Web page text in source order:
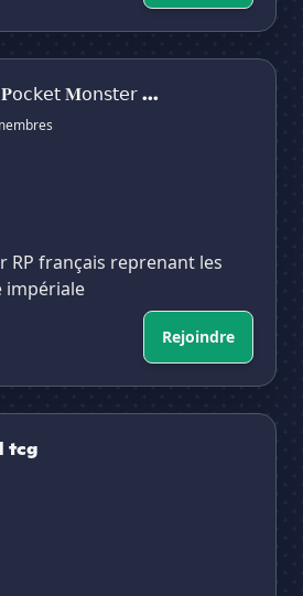
ᴿᴾ • " 𝐇𝗂𝗀𝗁 𝐍𝗈𝗈𝗇. "
𝐌𝗈𝗇𝗌𝗍𝖾𝗋 ...
RP français reprenant les
impériale
Rejoindre
tcg